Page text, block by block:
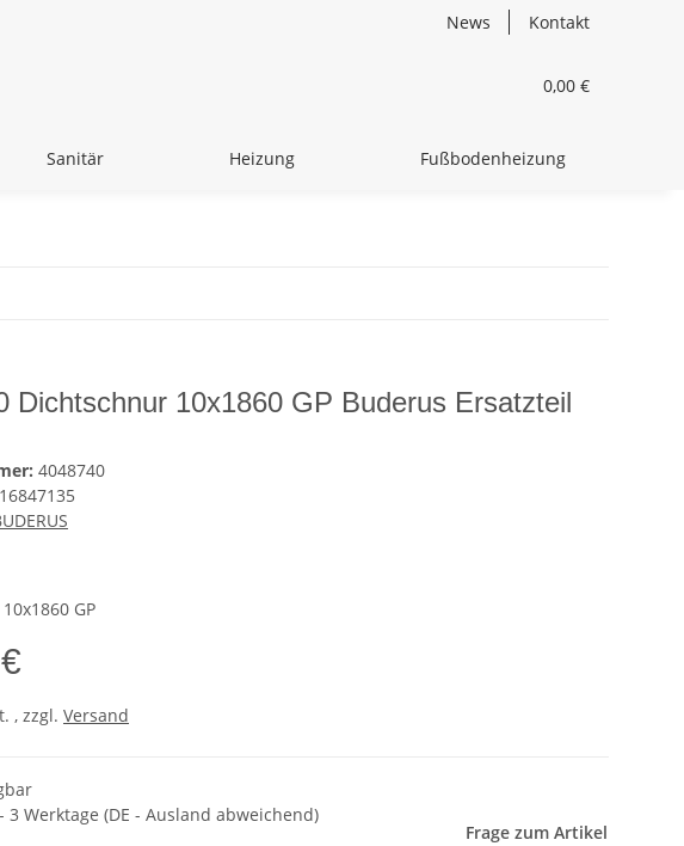
News Kontakt
0,00 €
Sanitär Heizung Fußbodenheizung
Dichtschnur 10x1860 GP Buderus Ersatzteil
4048740
GP
, zzgl. Versand
3 Werktage (DE - Ausland abweichend)
Frage zum Artikel